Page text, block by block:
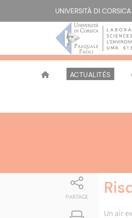
UNIVERSITÀ DI CORSICA
ACTUALITÉS
PARTAGE
Un air